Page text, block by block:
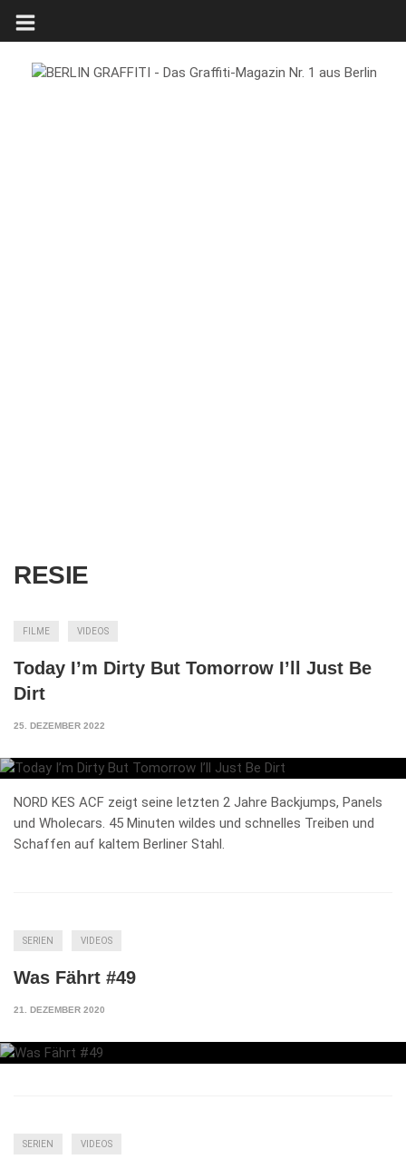
RESIE
FILME VIDEOS
Today I’m Dirty But Tomorrow I’ll Just Be
Dirt
25. DEZEMBER 2022
NORD KES ACF zeigt seine letzten 2 Jahre Backjumps, Panels
und Wholecars. 45 Minuten wildes und schnelles Treiben und
Schaffen auf kaltem Berliner Stahl.
SERIEN VIDEOS
Was Fährt #49
21. DEZEMBER 2020
SERIEN VIDEOS